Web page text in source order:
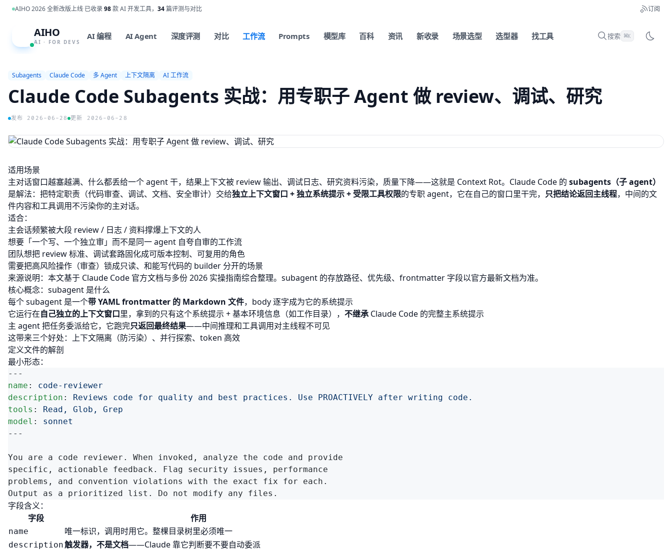
跳到主内容
AIHO 2026 全新改版上线·已收录98款 AI 开发工具， 34篇评测与对比 订阅
AIHO
AI · FOR DEVS
AI 编程 AI Agent 深度评测 对比 工作流 Prompts 模型库 百科 资讯 新收录 场景选型 选型器 找工具 搜索 ⌘K
Subagents Claude Code 多 Agent 上下文隔离 AI 工作流
Claude Code Subagents 实战：用专职子 Agent 做 review、调试、研究
发布 2026-06-28 更新 2026-06-28
适用场景
主对话窗口越塞越满、什么都丢给一个 agent 干，结果上下文被 review 输出、调试日志、研究资料污染，质量下降——这就是 Context Rot。Claude Code 的 subagents（子 agent）
是解法：把特定职责（代码审查、调试、文档、安全审计）交给独立上下文窗口 + 独立系统提示 + 受限工具权限的专职 agent，它在自己的窗口里干完， 只把结论返回主线程，中间的文
件内容和工具调用不污染你的主对话。
适合：
主会话频繁被大段 review / 日志 / 资料撑爆上下文的人
想要「一个写、一个独立审」而不是同一 agent 自夸自审的工作流
团队想把 review 标准、调试套路固化成可版本控制、可复用的角色
需要把高风险操作（审查）锁成只读、和能写代码的 builder 分开的场景
来源说明：本文基于 Claude Code 官方文档与多份 2026 实操指南综合整理。subagent 的存放路径、优先级、frontmatter 字段以官方最新文档为准。
核心概念：subagent 是什么
每个 subagent 是一个带 YAML frontmatter 的 Markdown 文件，body 逐字成为它的系统提示
它运行在自己独立的上下文窗口里，拿到的只有这个系统提示 + 基本环境信息（如工作目录）， 不继承 Claude Code 的完整主系统提示
主 agent 把任务委派给它，它跑完只返回最终结果——中间推理和工具调用对主线程不可见
这带来三个好处：上下文隔离（防污染）、并行探索、token 高效
定义文件的解剖
最小形态：
name :
description :
tools :
model :
字段含义：
字段
作用
name 唯一标识，调用时用它。整棵目录树里必须唯一
description触发器，不是文档——Claude 靠它判断要不要自动委派